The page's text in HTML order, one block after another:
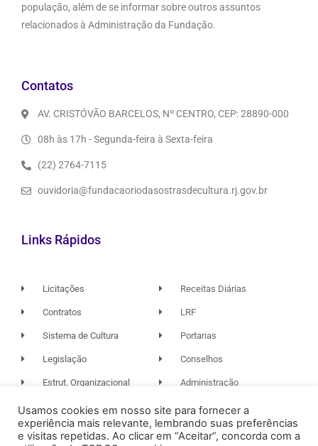
população, além de se informar sobre outros assuntos
relacionados à Administração da Fundação.
Contatos
AV. CRISTÓVÃO BARCELOS, Nº CENTRO, CEP: 28890-000
08h às 17h - Segunda-feira à Sexta-feira
(22) 2764-7115
ouvidoria@fundacaoriodasostrasdecultura.rj.gov.br
Links Rápidos
Licitações
Contratos
Sistema de Cultura
Legislação
Estrut. Organizacional
Receitas Diárias
LRF
Portarias
Conselhos
Administração
© 2026. TODOS OS DIREITOS RESERVADOS.
Usamos cookies em nosso site para fornecer a
experiência mais relevante, lembrando suas preferências
e visitas repetidas. Ao clicar em “Aceitar”, concorda com a